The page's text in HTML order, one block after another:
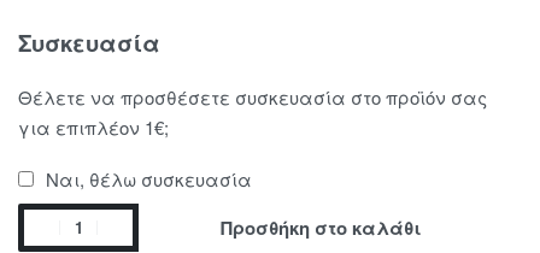
Συσκευασία
Θέλετε να προσθέσετε συσκευασία στο προϊόν σας
για επιπλέον 1€;
Ναι, θέλω συσκευασία
Προσθήκη στο καλάθι